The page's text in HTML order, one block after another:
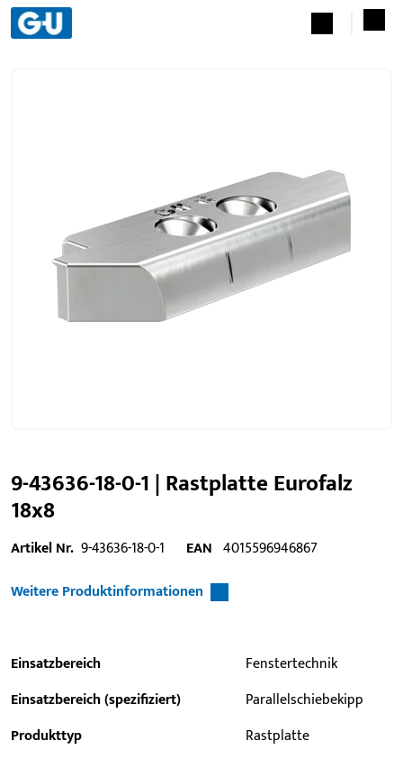
9-43636-18-0-1 | Rastplatte Eurofalz
18x8
Artikel Nr. 9-43636-18-0-1 EAN 4015596946867
Weitere Produktinformationen
Einsatzbereich
Fenstertechnik
Einsatzbereich (spezifiziert)
Parallelschiebekipp
Produkttyp
Rastplatte